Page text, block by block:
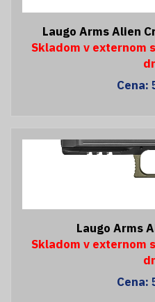
Laugo Arms Alien
Skladom v externom
Cena:
Laugo Arms
Skladom v externom
Cena: